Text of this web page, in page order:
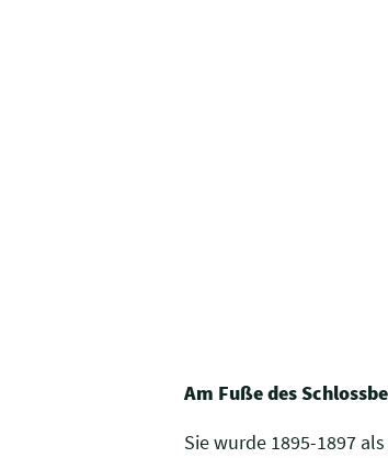
Am Fuße des
Sie wurde 1895-1897